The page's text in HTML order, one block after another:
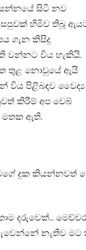
සිටි නව
හිමිව තිබූ
ගැන කිසිදු
වන්නට විය හැකියි.
තුළ නොවුයේ ඇයි
විය පිළිබඳව වෛද්‍ය
කිරීම් අප වෙබ්
මතක ඇති.
දුක කියන්නවත්
දරුවෙක්…
නැතිව මට